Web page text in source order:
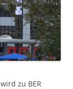
zu BER